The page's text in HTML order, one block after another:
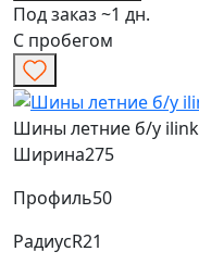
Под заказ ~1 дн.
С пробегом
Шины летние б/у ilink
Ширина275
Профиль50
РадиусR21